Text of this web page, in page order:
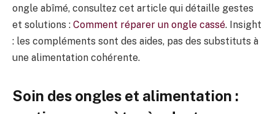
ongle abîmé, consultez cet article qui détaille gestes
et solutions : Comment réparer un ongle cassé. Insight
: les compléments sont des aides, pas des substituts à
une alimentation cohérente.
Soin des ongles et alimentation :